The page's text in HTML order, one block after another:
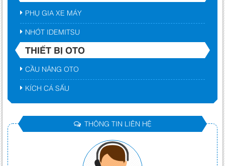
PHỤ GIA XE MÁY
NHỚT IDEMITSU
THIẾT BỊ OTO
CẦU NÂNG OTO
KÍCH CÁ SẤU
THÔNG TIN LIÊN HỆ